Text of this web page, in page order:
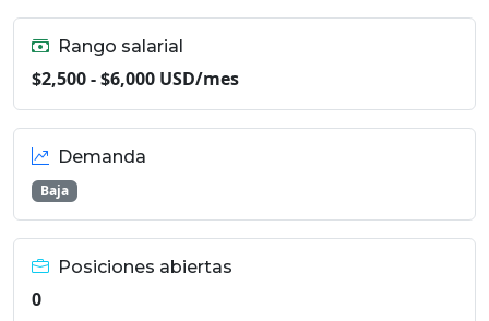
Rango salarial
$2,500 - $6,000 USD/mes
Demanda
Baja
Posiciones abiertas
0